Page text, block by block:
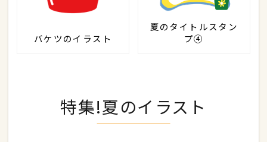
バケツのイラスト
夏のタイトルスタン
プ④
特集!夏のイラスト